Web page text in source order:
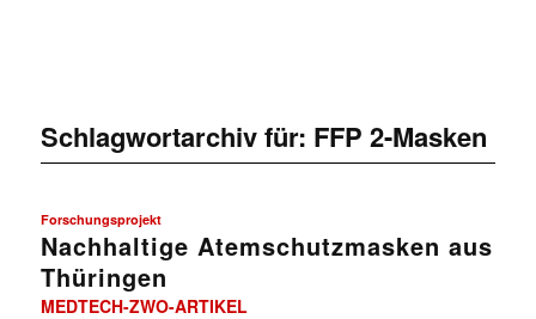
Schlagwortarchiv für: FFP 2-Masken
Forschungsprojekt
Nachhaltige Atemschutzmasken aus
Thüringen
MEDTECH-ZWO-ARTIKEL